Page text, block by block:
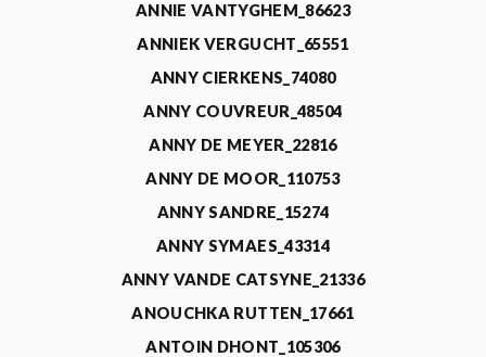
ANNIE VANTYGHEM_86623
ANNIEK VERGUCHT_65551
ANNY CIERKENS_74080
ANNY COUVREUR_48504
ANNY DE MEYER_22816
ANNY DE MOOR_110753
ANNY SANDRE_15274
ANNY SYMAES_43314
ANNY VANDE CATSYNE_21336
ANOUCHKA RUTTEN_17661
ANTOIN DHONT_105306